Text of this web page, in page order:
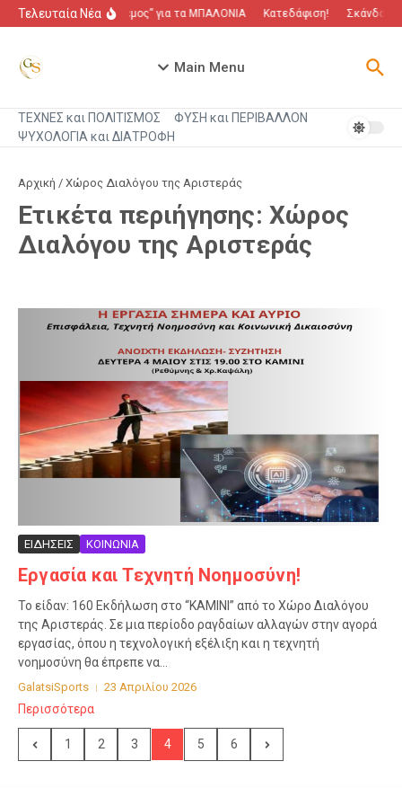
Μετάβαση στο περιεχόμενο
Τελευταία Νέα“Πόλεμος” για τα ΜΠΑΛΟΝΙΑ Κατεδάφιση! Σκάνδαλο
Main Menu
ΤΕΧΝΕΣ και ΠΟΛΙΤΙΣΜΟΣ
ΦΥΣΗ και ΠΕΡΙΒΑΛΛΟΝ
ΨΥΧΟΛΟΓΙΑ και ΔΙΑΤΡΟΦΗ
Αρχική / Χώρος Διαλόγου της Αριστεράς
Ετικέτα περιήγησης: Χώρος
Διαλόγου της Αριστεράς
ΕΙΔΗΣΕΙΣ ΚΟΙΝΩΝΙΑ
Εργασία και Τεχνητή Νοημοσύνη!
Το είδαν: 160 Εκδήλωση στο “ΚΑΜΙΝΙ” από το Χώρο Διαλόγου
της Αριστεράς. Σε μια περίοδο ραγδαίων αλλαγών στην αγορά
εργασίας, όπου η τεχνολογική εξέλιξη και η τεχνητή
νοημοσύνη θα έπρεπε να...
GalatsiSports 23 Απριλίου 2026
Περισσότερα
1 2 3 4 5 6